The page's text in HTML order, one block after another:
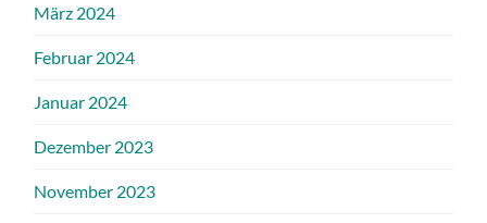
März 2024
Februar 2024
Januar 2024
Dezember 2023
November 2023